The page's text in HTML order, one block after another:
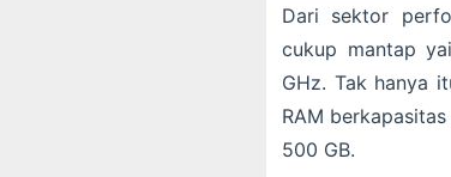
Dari sektor
cukup mantap
GHz. Tak hanya
RAM
500 GB.